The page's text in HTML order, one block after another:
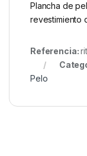
Plancha de
revestimiento
Referencia:
Pelo